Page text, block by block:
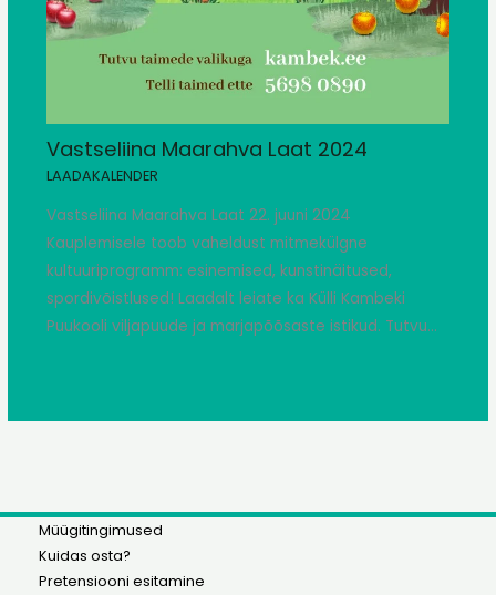
Vastseliina Maarahva Laat 2024
LAADAKALENDER
Vastseliina Maarahva Laat 22. juuni 2024
Kauplemisele toob vaheldust mitmekülgne
kultuuriprogramm: esinemised, kunstinäitused,
spordivõistlused! Laadalt leiate ka Külli Kambeki
Puukooli viljapuude ja marjapõõsaste istikud. Tutvu…
Müügitingimused
Kuidas osta?
Pretensiooni esitamine